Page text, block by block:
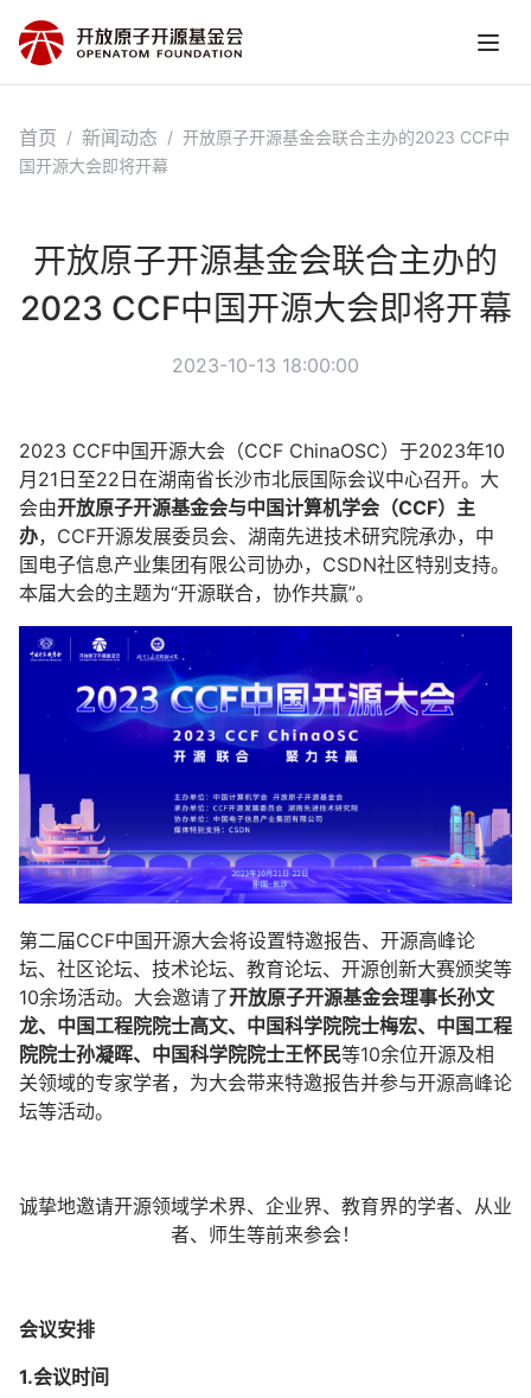
首页 / 新闻动态 / 开放原子开源基金会联合主办的2023 CCF中
国开源大会即将开幕
开放原子开源基金会联合主办的
2023 CCF中国开源大会即将开幕
2023-10-13 18:00:00
2023 CCF中国开源大会（CCF ChinaOSC）于2023年10
月21日至22日在湖南省长沙市北辰国际会议中心召开。大
会由开放原子开源基金会与中国计算机学会（CCF）主
办，CCF开源发展委员会、湖南先进技术研究院承办，中
国电子信息产业集团有限公司协办，CSDN社区特别支持。
本届大会的主题为“开源联合，协作共赢”。
第二届CCF中国开源大会将设置特邀报告、开源高峰论
坛、社区论坛、技术论坛、教育论坛、开源创新大赛颁奖等
10余场活动。大会邀请了开放原子开源基金会理事长孙文
龙、中国工程院院士高文、中国科学院院士梅宏、中国工程
院院士孙凝晖、中国科学院院士王怀民等10余位开源及相
关领域的专家学者，为大会带来特邀报告并参与开源高峰论
坛等活动。
诚挚地邀请开源领域学术界、企业界、教育界的学者、从业
者、师生等前来参会！
会议安排
1.会议时间